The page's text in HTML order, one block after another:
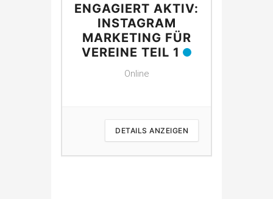
ENGAGIERT AKTIV:
INSTAGRAM
MARKETING FÜR
VEREINE TEIL 1
Online
DETAILS ANZEIGEN